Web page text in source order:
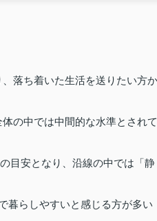
落ち着いた生活を送りたい方か
の中では中間的な水準とされて
目安となり、沿線の中では「静
暮らしやすいと感じる方が多い